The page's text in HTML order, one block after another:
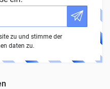
zu und stimme der
daten zu.